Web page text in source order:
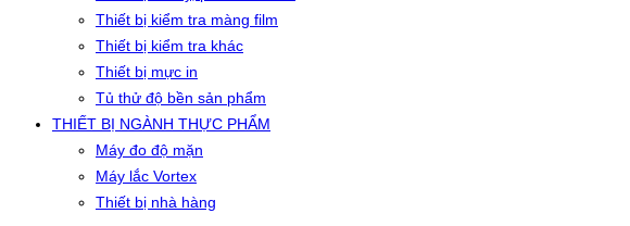
Thiết bị kiểm tra màng film
Thiết bị kiểm tra khác
Thiết bị mực in
Tủ thử độ bền sản phẩm
THIẾT BỊ NGÀNH THỰC PHẨM
Máy đo độ mặn
Máy lắc Vortex
Thiết bị nhà hàng